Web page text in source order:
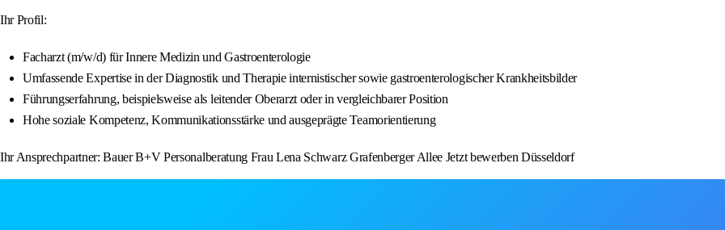
Ihr Profil:
Facharzt (m/w/d) für Innere Medizin und Gastroenterologie
Umfassende Expertise in der Diagnostik und Therapie internistischer sowie gastroenterologischer Krankheitsbilder
Führungserfahrung, beispielsweise als leitender Oberarzt oder in vergleichbarer Position
Hohe soziale Kompetenz, Kommunikationsstärke und ausgeprägte Teamorientierung
Ihr Ansprechpartner: Bauer B+V Personalberatung Frau Lena Schwarz Grafenberger Allee Jetzt bewerben Düsseldorf